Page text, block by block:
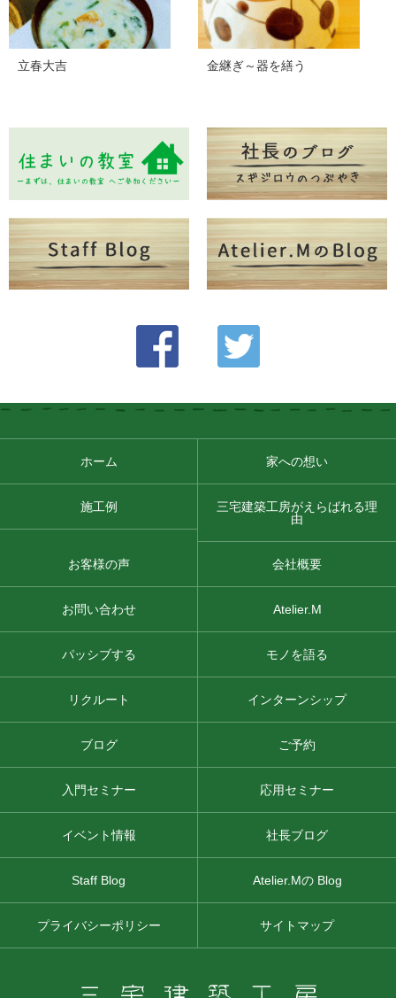
立春大吉 金継ぎ～器を繕う
ホーム 家への想い
施工例
三宅建築工房がえらばれる理
由
お客様の声 会社概要
お問い合わせ Atelier.M
パッシブする モノを語る
リクルート インターンシップ
ブログ ご予約
入門セミナー 応用セミナー
イベント情報 社長ブログ
Staff Blog Atelier.Mの Blog
プライバシーポリシー サイトマップ